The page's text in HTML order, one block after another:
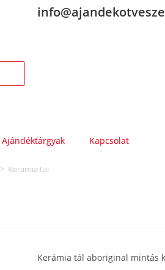
Ajándéktárgyak Kapcsolat
> Kerámia tál
Kerámia tál aboriginal mintás